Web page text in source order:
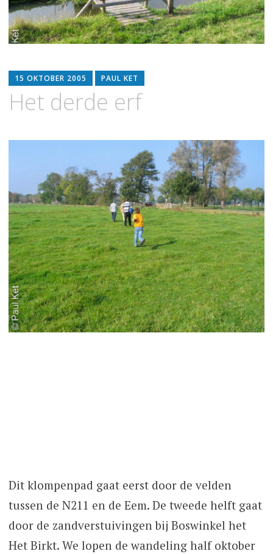
15 OKTOBER 2005 PAUL KET
Het derde erf
Dit klompenpad gaat eerst door de velden
tussen de N211 en de Eem. De tweede helft gaat
door de zandverstuivingen bij Boswinkel het
Het Birkt. We lopen de wandeling half oktober